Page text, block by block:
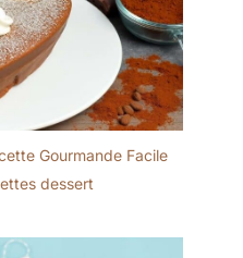
heures.
Gourmande Facile
dessert